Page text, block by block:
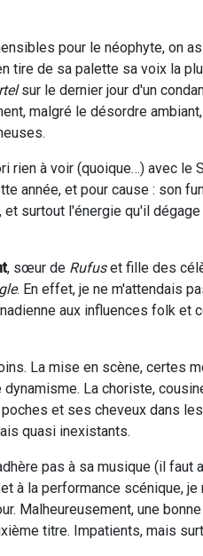
pour le néophyte, on
tire de sa palette sa voix la
sur le dernier jour d'un
malgré le désordre
rien à voir (quoique…) avec le
année, et pour cause : son
surtout l'énergie qu'il
, sœur de Rufuset fille des
. En effet, je ne m'attendais
aux influences folk et
La mise en scène, certes
La choriste,
et ses cheveux dans les
quasi inexistants.
pas à sa musique (il faut
à la performance scénique,
Malheureusement, une
titre. Impatients, mais